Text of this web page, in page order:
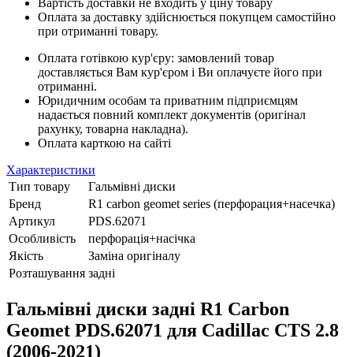
Вартість доставки не входить у ціну товару
Оплата за доставку здійснюється покупцем самостійно
при отриманні товару.
Оплата готівкою кур'єру: замовлений товар
доставляється Вам кур'єром і Ви оплачуєте його при
отриманні.
Юридичним особам та приватним підприємцям
надається повний комплект документів (оригінал
рахунку, товарна накладна).
Оплата карткою на сайті
Характеристики
Тип товару
Гальмівні диски
Бренд
R1 carbon geomet series (перфорация+насечка)
Артикул
PDS.62071
Особливість
перфорація+насічка
Якість
Заміна оригіналу
Розташування задні
Гальмівні диски задні R1 Carbon
Geomet PDS.62071 для Cadillac CTS 2.8
(2006-2021)